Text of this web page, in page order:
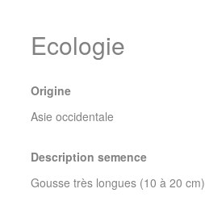
Ecologie
Origine
Asie occidentale
Description semence
Gousse très longues (10 à 20 cm)